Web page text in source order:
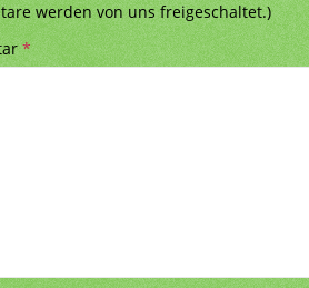
werden von uns freigeschaltet.)
*